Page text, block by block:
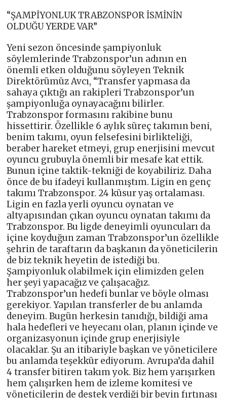
“ŞAMPİYONLUK TRABZONSPOR İSMİNİN
OLDUĞU YERDE VAR”
Yeni sezon öncesinde şampiyonluk
söylemlerinde Trabzonspor’un adının en
önemli etken olduğunu söyleyen Teknik
Direktörümüz Avcı, “Transfer yapmasa da
sahaya çıktığı an rakipleri Trabzonspor’un
şampiyonluğa oynayacağını bilirler.
Trabzonspor formasını rakibine bunu
hissettirir. Özellikle 6 aylık süreç takımın beni,
benim takımı, oyun felsefesini birlikteliği,
beraber hareket etmeyi, grup enerjisini mevcut
oyuncu grubuyla önemli bir mesafe kat ettik.
Bunun içine taktik-tekniği de koyabiliriz. Daha
önce de bu ifadeyi kullanmıştım. Ligin en genç
takımı Trabzonspor. 24 küsur yaş ortalaması.
Ligin en fazla yerli oyuncu oynatan ve
altyapısından çıkan oyuncu oynatan takımı da
Trabzonspor. Bu ligde deneyimli oyuncuları da
içine koyduğun zaman Trabzonspor’un özellikle
şehrin de taraftarın da başkanın da yöneticilerin
de biz teknik heyetin de istediği bu.
Şampiyonluk olabilmek için elimizden gelen
her şeyi yapacağız ve çalışacağız.
Trabzonspor’un hedefi bunlar ve böyle olması
gerekiyor. Yapılan transferler de bu anlamda
deneyim. Bugün herkesin tanıdığı, bildiği ama
hala hedefleri ve heyecanı olan, planın içinde ve
organizasyonun içinde grup enerjisiyle
olacaklar. Şu an itibariyle başkan ve yöneticilere
bu anlamda teşekkür ediyorum. Avrupa’da dahil
4 transfer bitiren takım yok. Biz hem yarışırken
hem çalışırken hem de izleme komitesi ve
yöneticilerin de destek verdiği bir beyin fırtınası